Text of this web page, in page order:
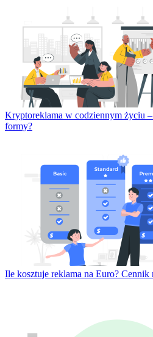
Kryptoreklama w codziennym życiu
formy?
Ile kosztuje reklama na Euro? Cennik